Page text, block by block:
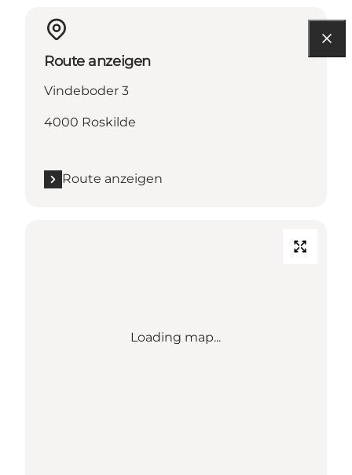
Route anzeigen
Vindeboder 3
4000 Roskilde
Route anzeigen
Loading map...